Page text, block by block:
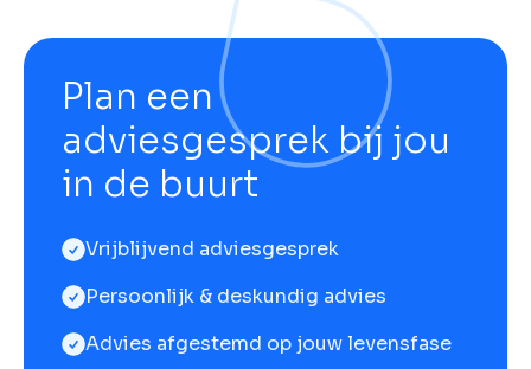
Plan een
adviesgesprek bij jou
in de buurt
Vrijblijvend adviesgesprek
Persoonlijk & deskundig advies
Advies afgestemd op jouw levensfase